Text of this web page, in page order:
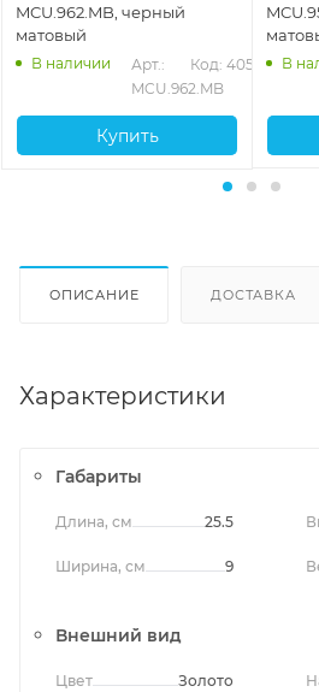
MCU.962.MB, черный
матовый
В наличии
Арт.:
MCU.962.MB
Код: 40570
Купить
В
ОПИСАНИЕ ДОСТАВКА
Характеристики
Габариты
Длина, см 25.5
Ширина, см 9
Внешний вид
Цвет Золото